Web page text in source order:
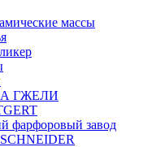
массы
ГЖЕЛИ
фарфоровый завод